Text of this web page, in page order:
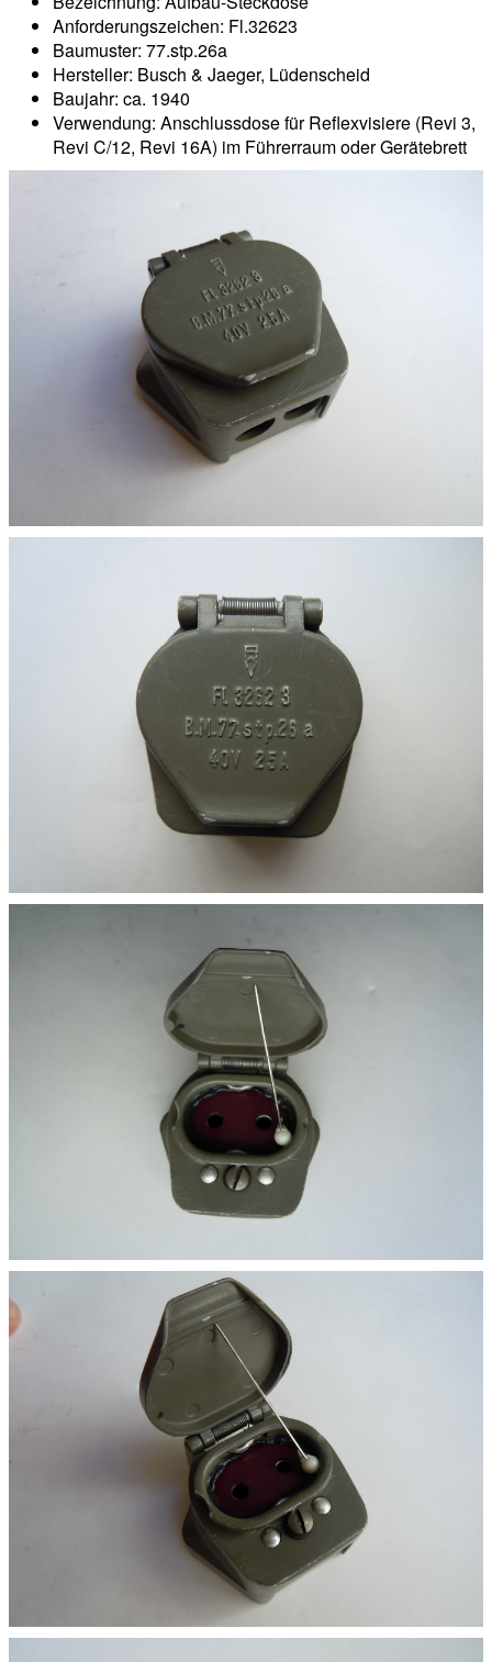
Anforderungszeichen: Fl.32623
Baumuster: 77.stp.26a
Hersteller: Busch & Jaeger, Lüdenscheid
Baujahr: ca. 1940
Verwendung: Anschlussdose für Reflexvisiere (Revi 3,
Revi C/12, Revi 16A) im Führerraum oder Gerätebrett